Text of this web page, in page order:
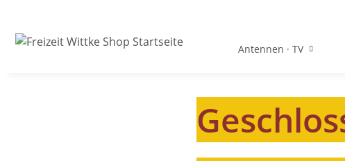
Antennen · TV